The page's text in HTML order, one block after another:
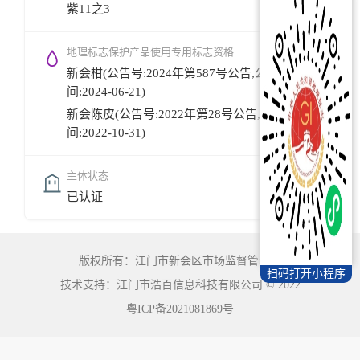
紫11之3
地理标志保护产品使用专用标志资格
新会柑(公告号:2024年第587号公告,公告时
间:2024-06-21)
新会陈皮(公告号:2022年第28号公告,公告时
间:2022-10-31)
主体状态
已认证
扫码打开小程序
版权所有：江门市新会区市场监督管理局
技术支持：江门市浩百信息科技有限公司©2022
粤ICP备2021081869号